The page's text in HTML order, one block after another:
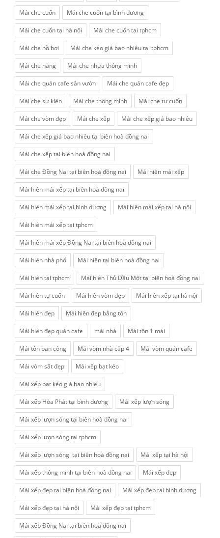
Mái che cuốn Mái che cuốn tại bình dương
Mái che cuốn tại hà nội Mái che cuốn tại tphcm
Mái che hồ bơi Mái che kéo giá bao nhiêu tại tphcm
Mái che nắng Mái che nhựa thông minh
Mái che quán cafe sân vườn Mái che quán cafe đẹp
Mái che sự kiện Mái che thông minh Mái che tự cuốn
Mái che vòm đẹp Mái che xếp Mái che xếp giá bao nhiêu
Mái che xếp giá bao nhiêu tại biên hoà đồng nai
Mái che xếp tại biên hoà đồng nai
Mái che Đồng Nai tại biên hoà đồng nai Mái hiên mái xếp
Mái hiên mái xếp tại biên hoà đồng nai
Mái hiên mái xếp tại bình dương Mái hiên mái xếp tại hà nội
Mái hiên mái xếp tại tphcm
Mái hiên mái xếp Đồng Nai tại biên hoà đồng nai
Mái hiên nhà phố Mái hiên tại biên hoà đồng nai
Mái hiên tại tphcm Mái hiên Thủ Dầu Một tại biên hoà đồng nai
Mái hiên tự cuốn Mái hiên vòm đẹp Mái hiên xếp tại hà nội
Mái hiên đẹp Mái hiên đẹp bằng tôn
Mái hiên đẹp quán cafe mái nhà Mái tôn 1 mái
Mái tôn ban công Mái vòm nhà cấp 4 Mái vòm quán cafe
Mái vòm sắt đẹp Mái xếp bạt kéo
Mái xếp bạt kéo giá bao nhiêu
Mái xếp Hòa Phát tại bình dương Mái xếp lượn sóng
Mái xếp lượn sóng tại biên hoà đồng nai
Mái xếp lượn sóng tại tphcm
Mái xếp lượn sóng tại biên hoà đồng nai Mái xếp tại hà nội
Mái xếp thông minh tại biên hoà đồng nai Mái xếp đẹp
Mái xếp đẹp tại biên hoà đồng nai Mái xếp đẹp tại bình dương
Mái xếp đẹp tại hà nội Mái xếp đẹp tại tphcm
Mái xếp Đồng Nai tại biên hoà đồng nai